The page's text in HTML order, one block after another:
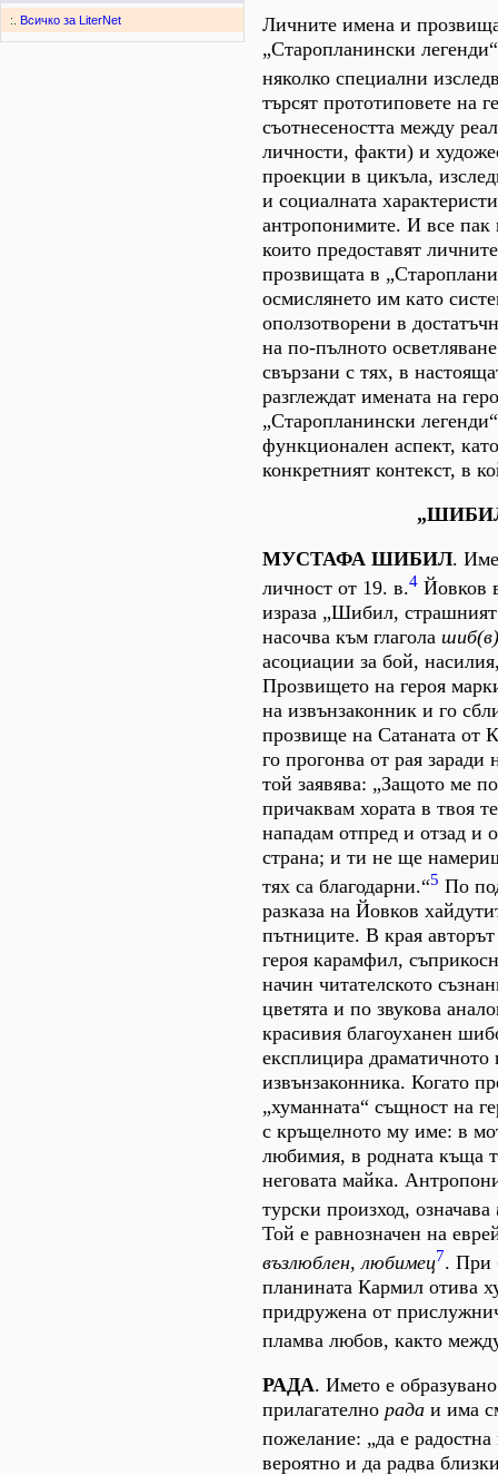
:. Всичко за LiterNet
Личните имена и
„Старопланински
няколко специални
търсят прототиповете на
съотнесеността между
личности, факти) и
проекции в цикъла,
и социалната
антропонимите. И все пак
които предоставят
прозвищата в
осмислянето им като
оползотворени в
на по-пълното
свързани с тях, в
разглеждат имената на
„Старопланински
функционален аспект,
конкретният контекст, в
МУСТАФА ШИБИЛ.
личност от 19. в.4 Йовков
израза „Шибил,
насочва към глагола
асоциации за бой,
Прозвището на героя
на извънзаконник и го
прозвище на Сатаната от
го прогонва от рая заради
той заявява: „Защото ме
причаквам хората в твоя
нападам отпред и отзад и
страна; и ти не ще
тях са благодарни.“5 По
разказа на Йовков
пътниците. В края
героя карамфил,
начин читателското
цветята и по звукова
красивия благоуханен
експлицира драматичното
извънзаконника. Когато
„хуманната“ същност на
с кръщелното му име: в
любимия, в родната къща
неговата майка.
турски произход, означава
Той е равнозначен на
възлюблен, любимец7. При
планината Кармил отива
придружена от
пламва любов, както
РАДА. Името е
прилагателно рада и има
пожелание: „да е
вероятно и да радва